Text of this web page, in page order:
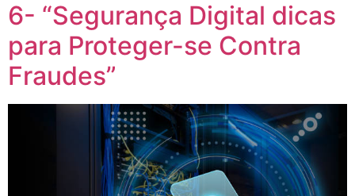
6- “Segurança Digital dicas
para Proteger-se Contra
Fraudes”